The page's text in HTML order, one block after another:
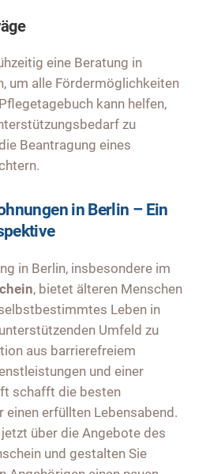
eine Beratung in
um alle Fördermöglichkeiten
kann helfen,
zu
Beantragung eines
in Berlin – Ein
in Berlin, insbesondere im
, bietet älteren Menschen
Leben in
Umfeld zu
aus barrierefreiem
und einer
schafft die besten
einen erfüllten Lebensabend.
über die Angebote des
und gestalten Sie